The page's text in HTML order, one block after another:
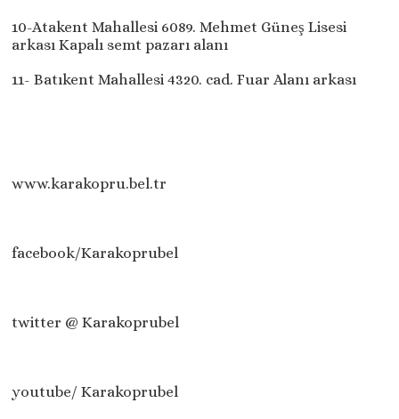
10-Atakent Mahallesi 6089. Mehmet Güneş Lisesi
arkası Kapalı semt pazarı alanı
11- Batıkent Mahallesi 4320. cad. Fuar Alanı arkası
www.karakopru.bel.tr
facebook/Karakoprubel
twitter @ Karakoprubel
youtube/ Karakoprubel